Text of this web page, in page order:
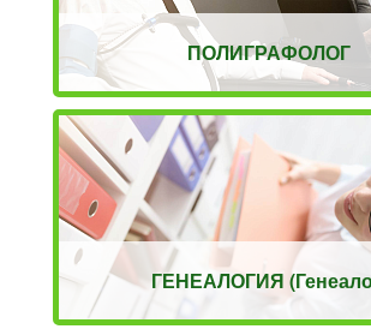
ПОЛИГРАФОЛОГ
ГЕНЕАЛОГИЯ